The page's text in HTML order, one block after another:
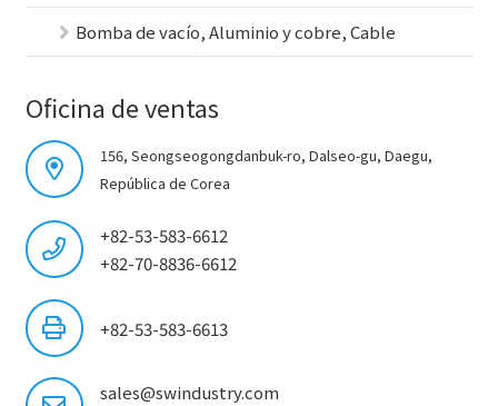
Bomba de vacío, Aluminio y cobre, Cable
Oficina de ventas
156, Seongseogongdanbuk-ro, Dalseo-gu, Daegu,
República de Corea
+82-53-583-6612
+82-70-8836-6612
+82-53-583-6613
sales@swindustry.com